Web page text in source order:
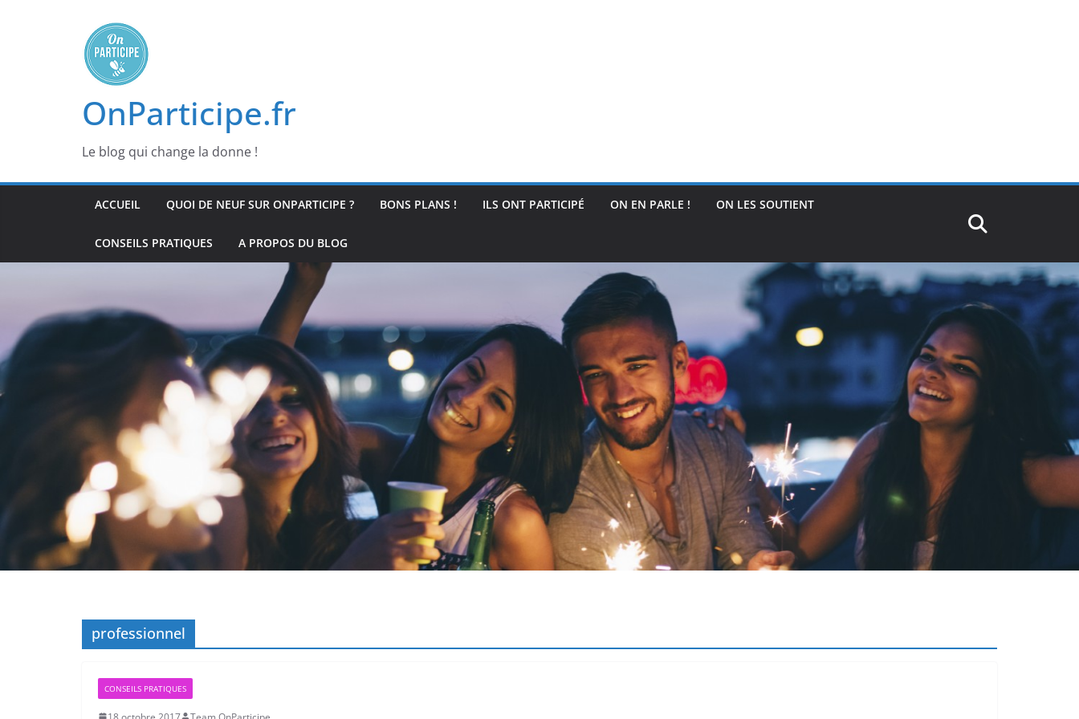
OnParticipe.fr
Le blog qui change la donne !
ACCUEIL QUOI DE NEUF SUR ONPARTICIPE ? BONS PLANS ! ILS ONT PARTICIPÉ ON EN PARLE ! ON LES SOUTIENT
CONSEILS PRATIQUES A PROPOS DU BLOG
professionnel
CONSEILS PRATIQUES